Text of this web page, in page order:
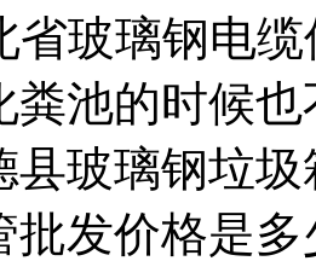
省玻璃钢电
粪池的时候
县玻璃钢垃圾
批发价格是多